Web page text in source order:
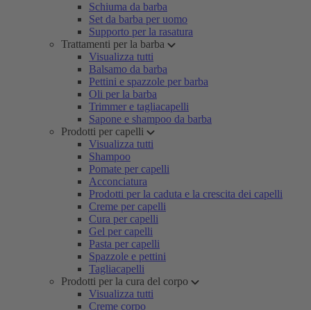
Schiuma da barba
Set da barba per uomo
Supporto per la rasatura
Trattamenti per la barba
Visualizza tutti
Balsamo da barba
Pettini e spazzole per barba
Oli per la barba
Trimmer e tagliacapelli
Sapone e shampoo da barba
Prodotti per capelli
Visualizza tutti
Shampoo
Pomate per capelli
Acconciatura
Prodotti per la caduta e la crescita dei capelli
Creme per capelli
Cura per capelli
Gel per capelli
Pasta per capelli
Spazzole e pettini
Tagliacapelli
Prodotti per la cura del corpo
Visualizza tutti
Creme corpo